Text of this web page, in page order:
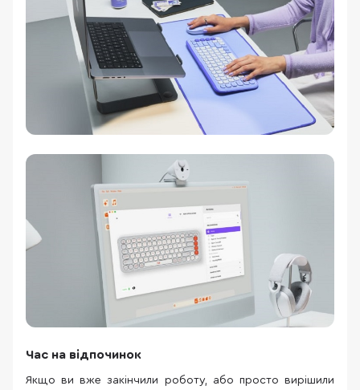
Час на відпочинок
Якщо ви вже закінчили роботу, або просто вирішили